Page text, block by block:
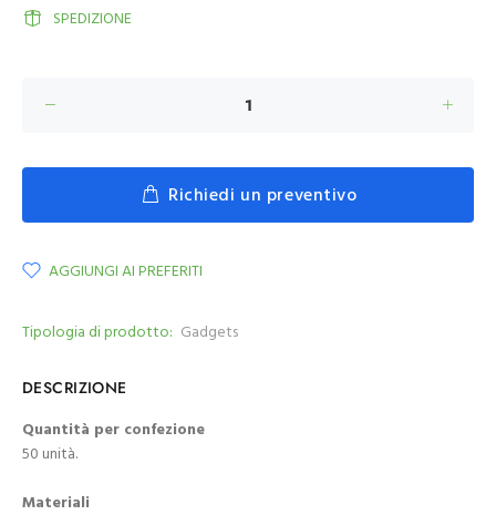
SPEDIZIONE
Richiedi un preventivo
AGGIUNGI AI PREFERITI
Tipologia di prodotto: Gadgets
DESCRIZIONE
Quantità per confezione
50 unità.
Materiali